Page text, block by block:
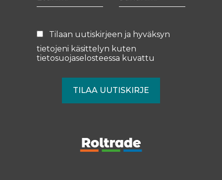
Tilaan uutiskirjeen ja hyväksyn
tietojeni käsittelyn kuten
tietosuojaselosteessa kuvattu